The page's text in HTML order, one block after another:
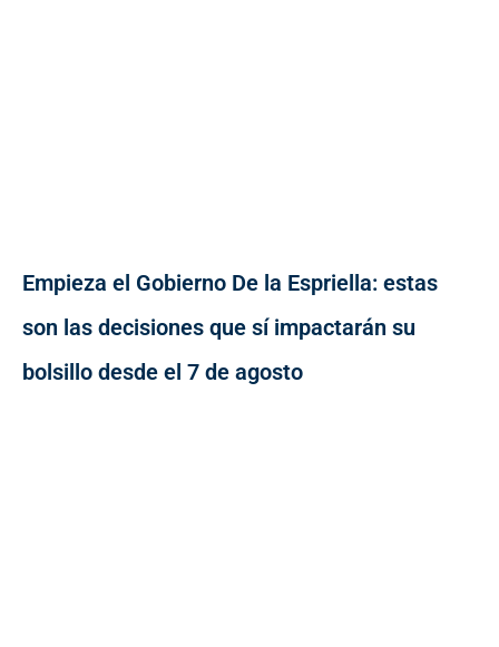
Empieza el Gobierno De la Espriella: estas
son las decisiones que sí impactarán su
bolsillo desde el 7 de agosto